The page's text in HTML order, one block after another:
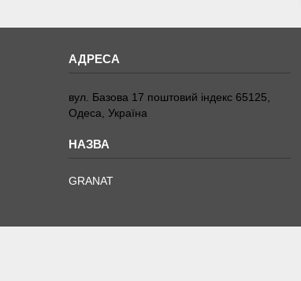
вул. Базова 17 поштовий індекс 65125,
Одеса, Україна
GRANAT